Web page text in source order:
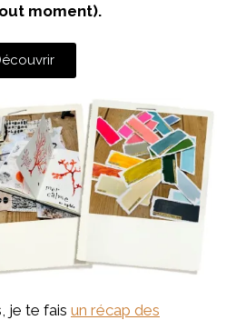
moment).
je te fais un récap des